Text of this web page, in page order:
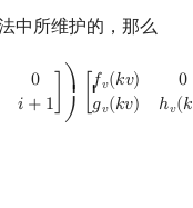
中所维护的，那么
0
𝑖 + 1
⎞⎟ ⎟
⎠
𝑓𝑣(𝑘𝑣)
0
𝑔𝑣(𝑘𝑣) ℎ𝑣(𝑘
1]) fv (k v)0 gv(kv kv